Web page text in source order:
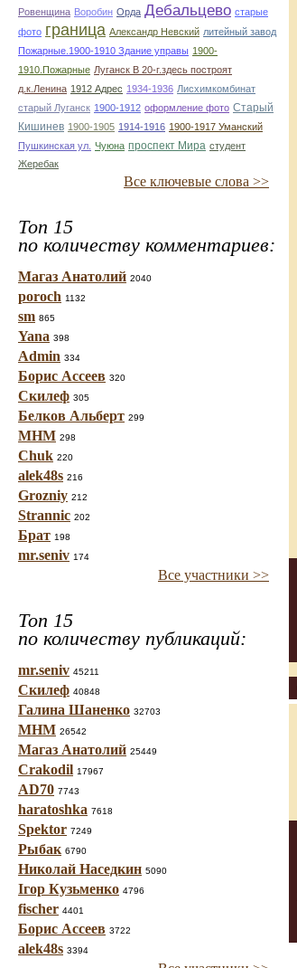
Ровенщина Воробин Орда Дебальцево старые
фото граница Александр Невский литейный завод
Пожарные.1900-1910 Здание управы 1900-
1910.Пожарные Луганск В 20-г.здесь построят
д.к.Ленина 1912 Адрес 1934-1936 Лисхимкомбинат
старый Луганск 1900-1912 оформление фото Старый
Кишинев 1900-1905 1914-1916 1900-1917 Уманский
Пушкинская ул. Чуюна проспект Мира студент
Жеребак
Все ключевые слова >>
Топ 15
по количеству комментариев:
Магаз Анатолий 2040
poroch 1132
sm 865
Yana 398
Admin 334
Борис Ассеев 320
Скилеф 305
Белков Альберт 299
МНМ 298
Chuk 220
alek48s 216
Grozniy 212
Strannic 202
Брат 198
mr.seniv 174
Все участники >>
Топ 15
по количеству публикаций:
mr.seniv 45211
Скилеф 40848
Галина Шаненко 32703
МНМ 26542
Магаз Анатолий 25449
Crakodil 17967
AD70 7743
haratoshka 7618
Spektor 7249
Рыбак 6790
Николай Наседкин 5090
Ігор Кузьменко 4796
fischer 4401
Борис Ассеев 3722
alek48s 3394